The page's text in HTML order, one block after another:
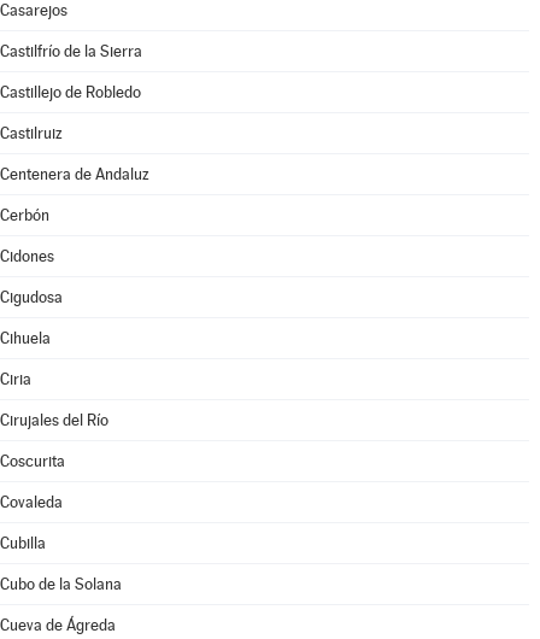
Casarejos
Castilfrío de la Sierra
Castillejo de Robledo
Castilruiz
Centenera de Andaluz
Cerbón
Cidones
Cigudosa
Cihuela
Ciria
Cirujales del Río
Coscurita
Covaleda
Cubilla
Cubo de la Solana
Cueva de Ágreda